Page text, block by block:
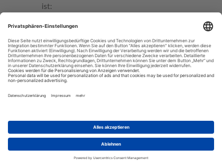
ist:
Pacific Travel House GmbH
Schwanthalerstraße 100
80336 München
Deutschland
Telefon: 089-54321 80
E-Mail: info@pth-muc.de
oder juristische Person, die allein oder
gemeinsam mit anderen über die Zwecke
und Mittel der Verarbeitung von